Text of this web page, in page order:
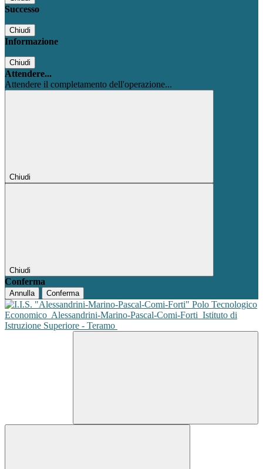
Successo
Chiudi
Informazione
Chiudi
Attendere...
Attendere il completamento dell'operazione...
Chiudi
Chiudi
Conferma
Annulla Conferma
Polo Tecnologico
Economico Alessandrini-Marino-Pascal-Comi-Forti Istituto di
Istruzione Superiore - Teramo